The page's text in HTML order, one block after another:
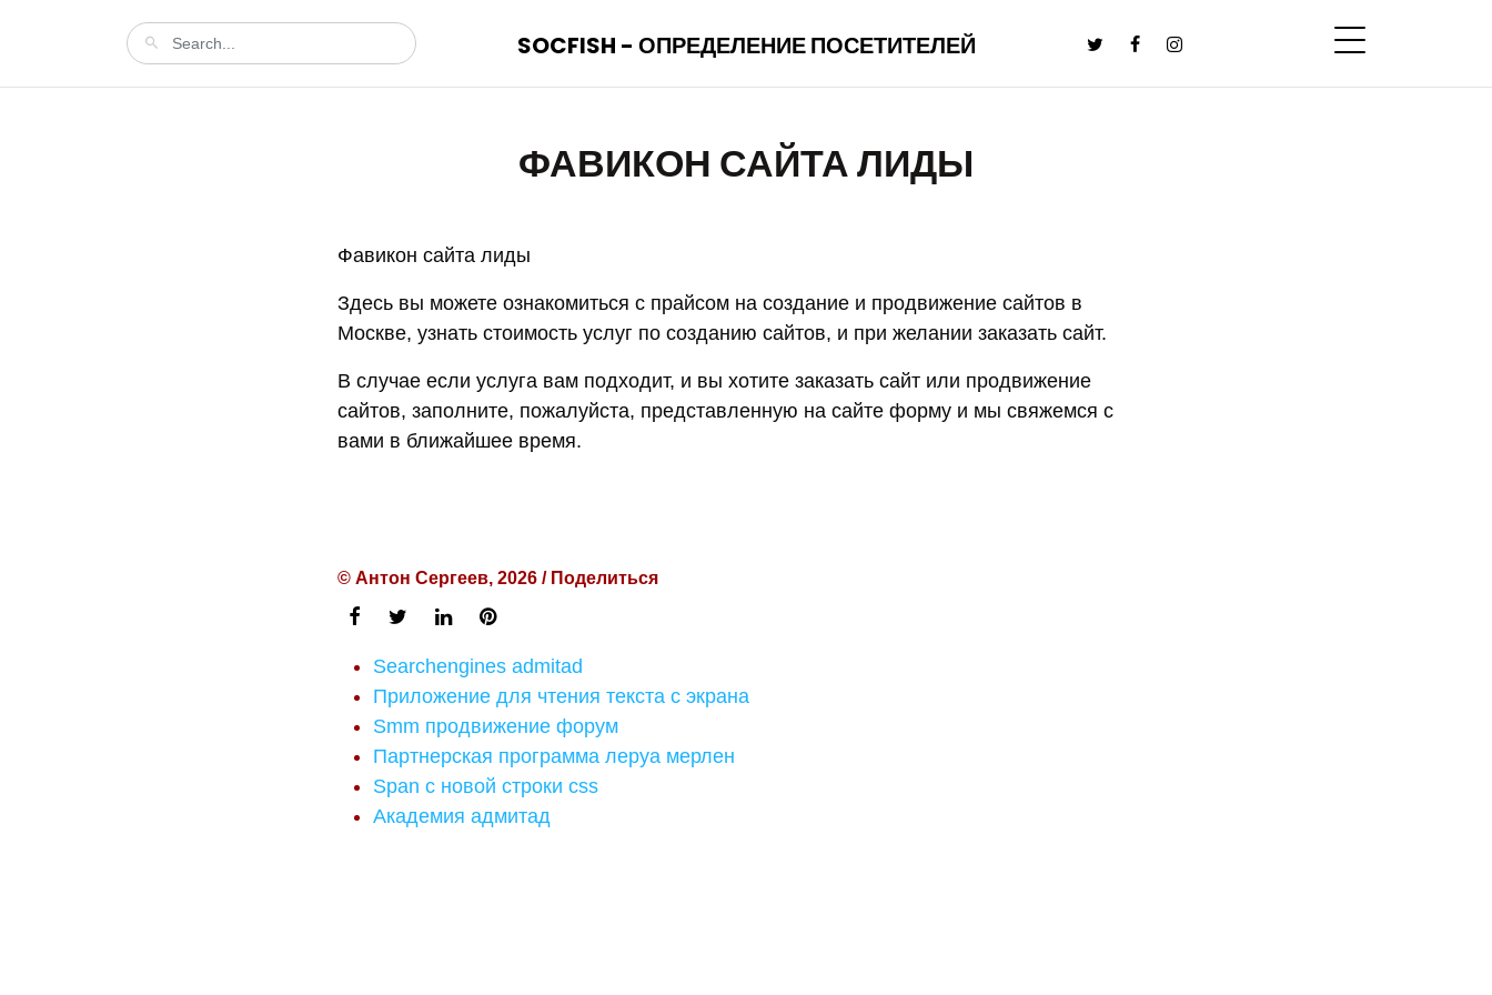
SOCFISH - ОПРЕДЕЛЕНИЕ ПОСЕТИТЕЛЕЙ
ФАВИКОН САЙТА ЛИДЫ
Фавикон сайта лиды
Здесь вы можете ознакомиться с прайсом на создание и продвижение сайтов в
Москве, узнать стоимость услуг по созданию сайтов, и при желании заказать сайт.
В случае если услуга вам подходит, и вы хотите заказать сайт или продвижение
сайтов, заполните, пожалуйста, представленную на сайте форму и мы свяжемся с
вами в ближайшее время.
© Антон Сергеев, 2026 / Поделиться
Searchengines admitad
Приложение для чтения текста с экрана
Smm продвижение форум
Партнерская программа леруа мерлен
Span с новой строки css
Академия адмитад